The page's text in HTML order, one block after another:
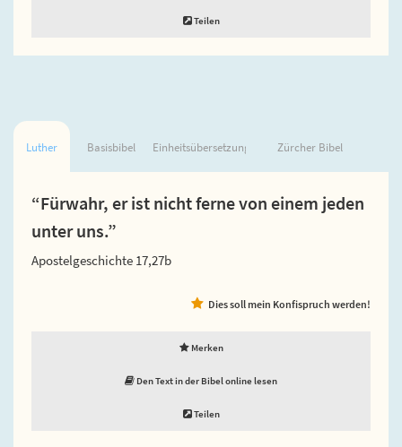
Teilen
Luther Basisbibel Einheitsübersetzung Zürcher Bibel
“Fürwahr, er ist nicht ferne von einem jeden
unter uns.”
Apostelgeschichte 17,27b
Dies soll mein Konfispruch werden!
Merken
Den Text in der Bibel online lesen
Teilen